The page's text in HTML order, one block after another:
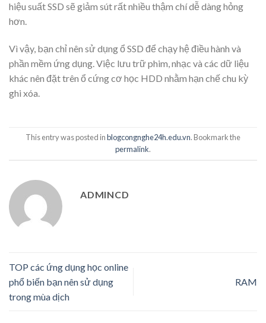
hiệu suất SSD sẽ giảm sút rất nhiều thậm chí dễ dàng hỏng
hơn.
Vì vậy, bạn chỉ nên sử dụng ổ SSD để chạy hệ điều hành và
phần mềm ứng dụng. Việc lưu trữ phim, nhạc và các dữ liệu
khác nên đặt trên ổ cứng cơ học HDD nhằm hạn chế chu kỳ
ghi xóa.
This entry was posted inblogcongnghe24h.edu.vn. Bookmark the
permalink.
ADMINCD
TOP các ứng dụng học online
phổ biến bạn nên sử dụng
trong mùa dịch
RAM